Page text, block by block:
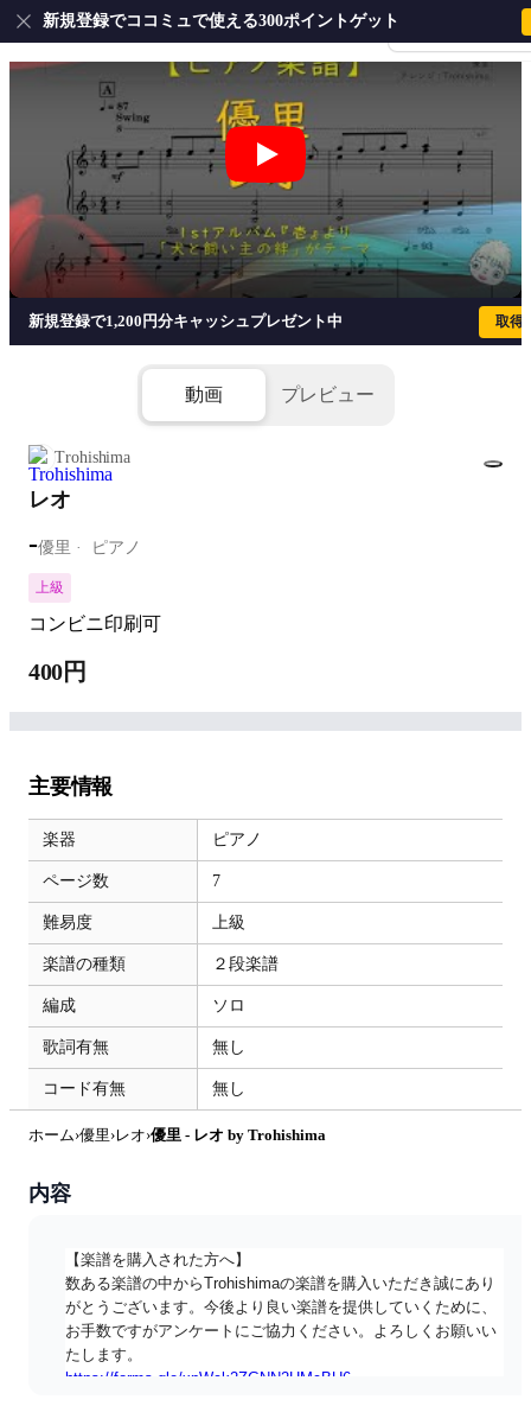
会員登録・ログイ
新規登録でココミュで使える300ポイントゲット
レオ - 優里
新規登録で1,200円分キャッシュプレゼント中 取得
動画 プレビュー
Trohishima
レオ
-優里 ピアノ
上級
コンビニ印刷可
400円
主要情報
楽器 ピアノ
ページ数 7
難易度 上級
楽譜の種類 ２段楽譜
編成 ソロ
歌詞有無 無し
コード有無 無し
ホーム›優里›レオ›優里 - レオ by Trohishima
内容
【楽譜を購入された方へ】
数ある楽譜の中からTrohishimaの楽譜を購入いただき誠にあり
がとうございます。今後より良い楽譜を提供していくために、
お手数ですがアンケートにご協力ください。よろしくお願いい
たします。
https://forms.gle/xpWck2ZGNN2HMcBU6